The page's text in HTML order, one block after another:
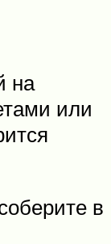
на
или
в